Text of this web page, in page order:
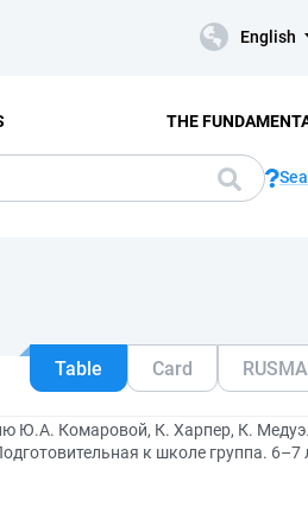
English
THE
Table Card
Ю.А. Комаровой, К. Харпер, К.
к школе группа. 6–7